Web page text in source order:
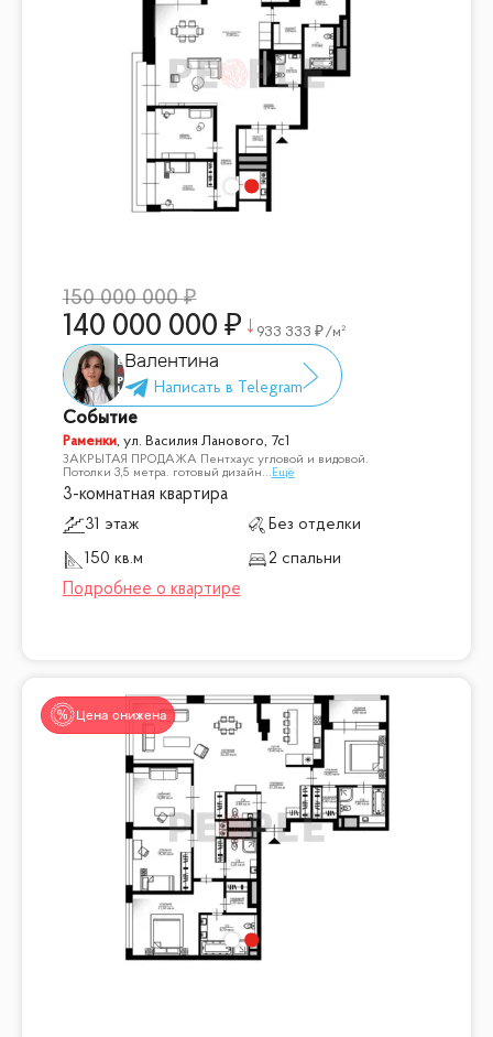
150 000 000
140 000 000 933 333 /м²
Валентина
Событие
Раменки, ул. Василия Ланового, 7с1
ЗАКРЫТАЯ ПРОДАЖА Пентхаус угловой и видовой.
Потолки 3,5 метра. готовый дизайн... Ещё
3-комнатная квартира
31 этаж
Без отделки
150 кв.м
2 спальни
Цена снижена